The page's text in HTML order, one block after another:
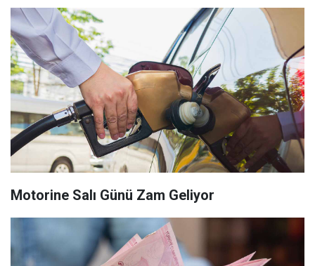
Motorine Salı Günü Zam Geliyor